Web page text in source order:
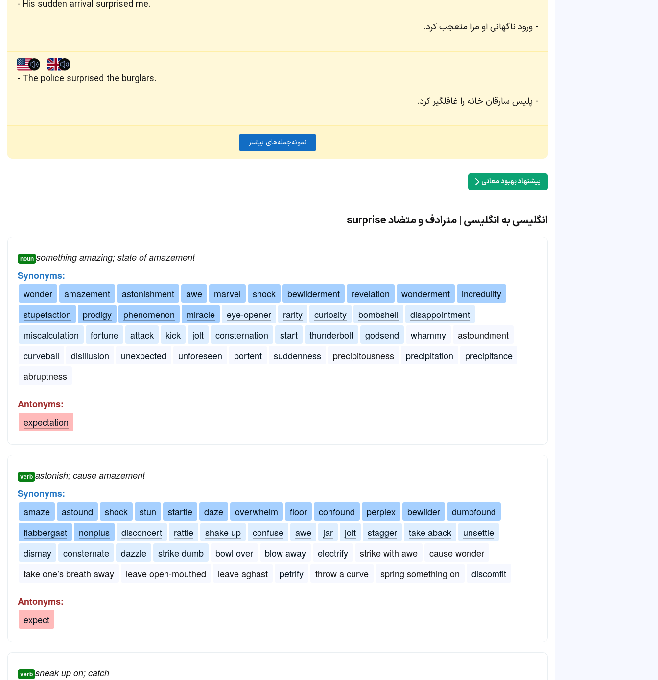
His sudden arrival surprised me.
ورود ناگهانی او مرا متعجب کرد.
The police surprised the burglars.
پلیس سارقان خانه را غافلگیر کرد.
نمونه‌جمله‌های بیشتر
پیشنهاد بهبود معانی
انگلیسی به انگلیسی | مترادف و متضاد surprise
noun something amazing; state of amazement
Synonyms:
wonder
amazement astonishment awe marvel shock bewilderment revelation wonderment
incredulity
stupefaction
prodigy phenomenon miracle eye-opener rarity curiosity bombshell
disappointment
miscalculation
fortune attack kick jolt consternation start thunderbolt godsend whammy
astoundment
curveball
disillusion unexpected unforeseen portent suddenness precipitousness precipitation
precipitance
abruptness
Antonyms:
expectation
verb astonish; cause amazement
Synonyms:
amaze
astound shock stun startle daze overwhelm floor confound perplex bewilder
dumbfound
flabbergast
nonplus disconcert rattle shake up confuse awe jar jolt stagger take aback
unsettle
dismay
consternate dazzle strike dumb bowl over blow away electrify strike with awe
cause wonder
take one’s breath away
leave open-mouthed leave aghast petrify throw a curve spring something on discomfit
Antonyms:
expect
verb sneak up on; catch